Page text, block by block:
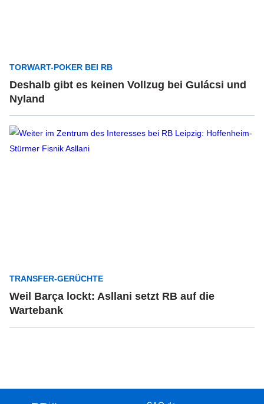
TORWART-POKER BEI RB
Deshalb gibt es keinen Vollzug bei Gulácsi und
Nyland
TRANSFER-GERÜCHTE
Weil Barça lockt: Asllani setzt RB auf die
Wartebank